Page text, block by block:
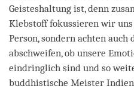
Geisteshaltung ist, denn
Klebstoff fokussieren wir
Person, sondern achten
abschweifen, ob unsere
eindringlich sind und so
buddhistische Meister